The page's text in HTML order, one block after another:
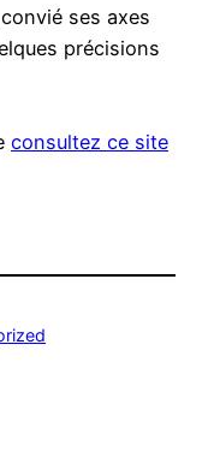
ses axes
précisions
consultez ce site